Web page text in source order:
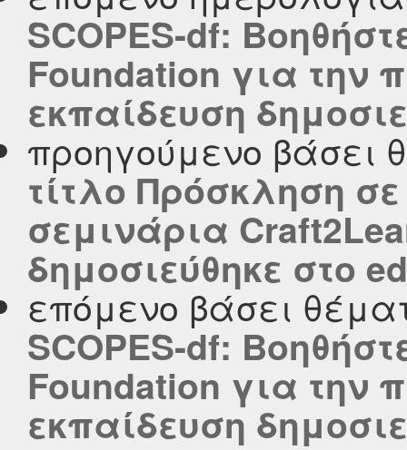
SCOPES-df:
Foundation για την
εκπαίδευση
προηγούμενο βάσει
τίτλο Πρόσκληση
σεμινάρια
δημοσιεύθηκε στο
επόμενο βάσει
SCOPES-df:
Foundation για την
εκπαίδευση